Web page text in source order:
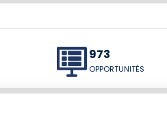
973
OPPORTUNITÉS